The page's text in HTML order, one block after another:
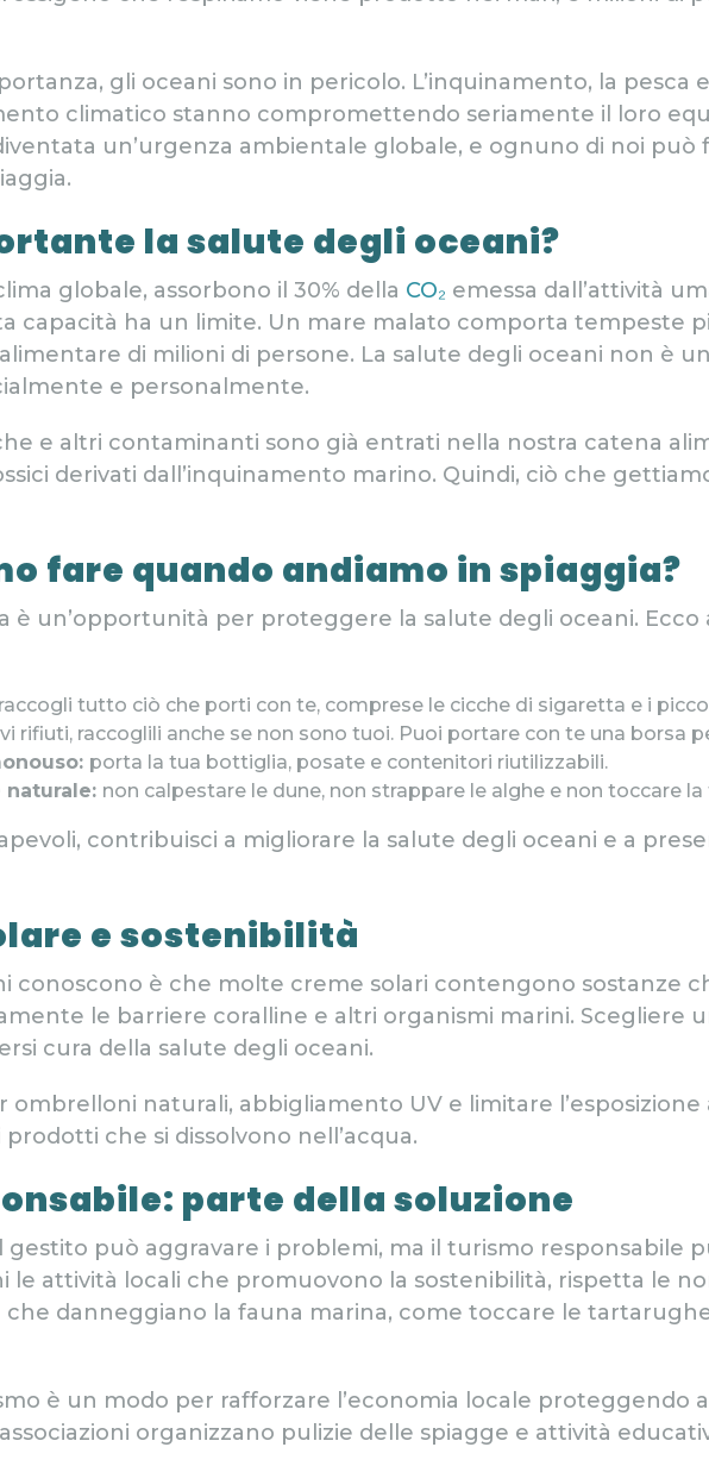
gli oceani sono in pericolo. L’inquinamento, la pesca
climatico stanno compromettendo seriamente il loro
un’urgenza ambientale globale, e ognuno di noi può
la salute degli oceani?
globale, assorbono il 30% della CO₂ emessa dall’attività
capacità ha un limite. Un mare malato comporta tempeste
di milioni di persone. La salute degli oceani non è
e personalmente.
e altri contaminanti sono già entrati nella nostra catena
derivati dall’inquinamento marino. Quindi, ciò che
fare quando andiamo in spiaggia?
è un’opportunità per proteggere la salute degli oceani. Ecco
raccogli tutto ciò che porti con te, comprese le cicche di sigaretta e i
rifiuti, raccoglili anche se non sono tuoi. Puoi portare con te una borsa
porta la tua bottiglia, posate e contenitori riutilizzabili.
naturale: non calpestare le dune, non strappare le alghe e non toccare la
contribuisci a migliorare la salute degli oceani e a
e sostenibilità
conoscono è che molte creme solari contengono sostanze
le barriere coralline e altri organismi marini. Scegliere
cura della salute degli oceani.
ombrelloni naturali, abbigliamento UV e limitare
prodotti che si dissolvono nell’acqua.
parte della soluzione
può aggravare i problemi, ma il turismo responsabile
le attività locali che promuovono la sostenibilità, rispetta le
danneggiano la fauna marina, come toccare le
è un modo per rafforzare l’economia locale proteggendo
organizzano pulizie delle spiagge e attività